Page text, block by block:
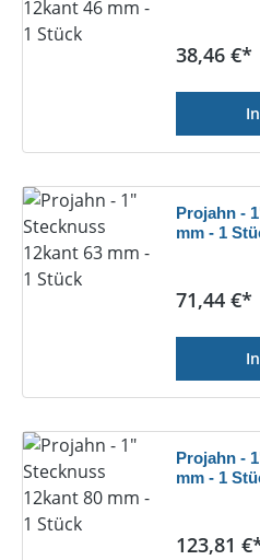
38,46 €*
Projahn -
mm - 1
71,44 €*
Projahn -
mm - 1
123,81